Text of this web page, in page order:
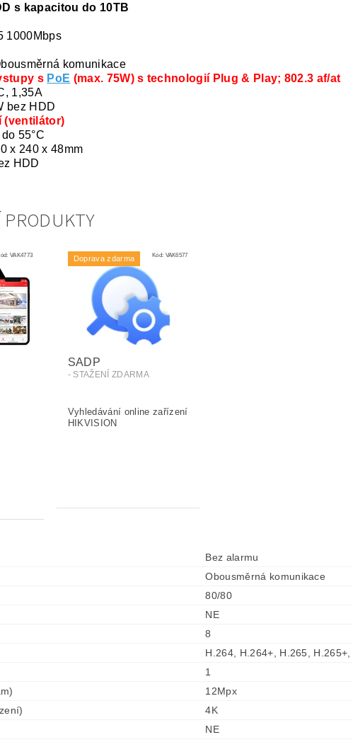
s kapacitou do 10TB
1000Mbps
komunikace
s PoE (max. 75W) s technologií Plug & Play; 802.3 af/at
1,35A
bez HDD
(ventilátor)
55°C
x 240 x 48mm
HDD
VAK4773 Doprava zdarma Kód: VAK6577
SADP
- STAŽENÍ ZDARMA
Bez alarmu
Obousměrná komunikace
80/80
NE
8
H.264, H.264+, H.265, H.265+,
1
12Mpx
4K
NE